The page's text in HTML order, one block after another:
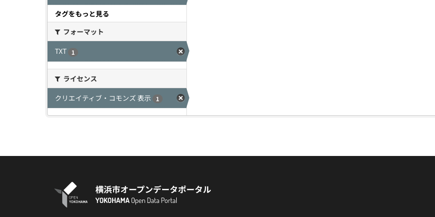
タグをもっと見る
フォーマット
TXT
1
ライセンス
クリエイティブ・コモンズ 表示
1